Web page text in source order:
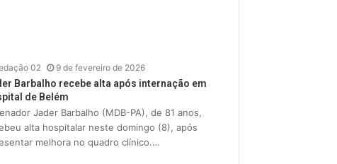
02 9 de fevereiro de 2026
Barbalho recebe alta após internação em
de Belém
Jader Barbalho (MDB-PA), de 81 anos,
alta hospitalar neste domingo (8), após
melhora no quadro clínico.…